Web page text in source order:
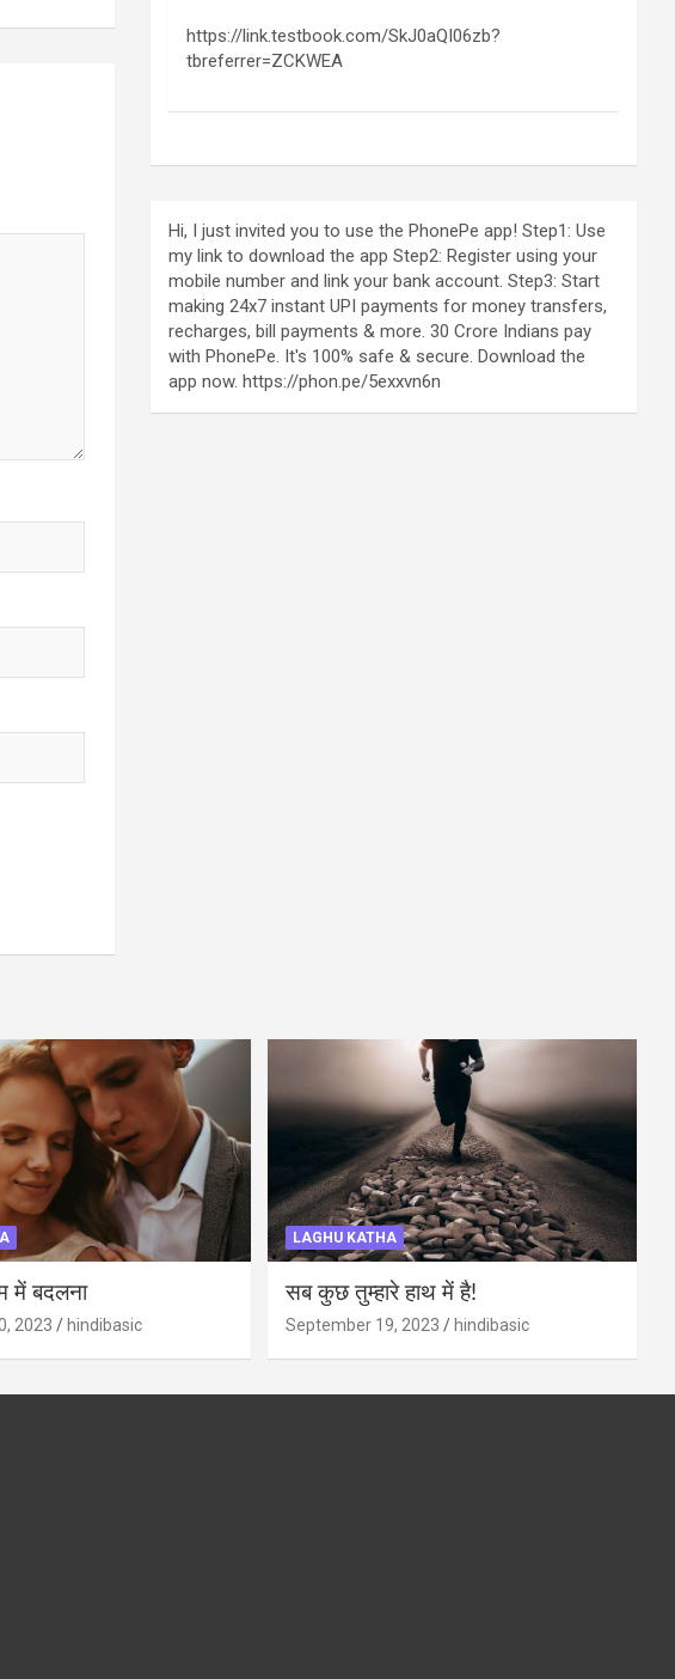
https://link.testbook.com/SkJ0aQI06zb?
tbreferrer=ZCKWEA
Hi, I just invited you to use the PhonePe app! Step1: Use
my link to download the app Step2: Register using your
mobile number and link your bank account. Step3: Start
making 24x7 instant UPI payments for money transfers,
recharges, bill payments & more. 30 Crore Indians pay
with PhonePe. It's 100% safe & secure. Download the
app now. https://phon.pe/5exxvn6n
में बदलना
2023 hindibasic
LAGHU KATHA
सब कुछ तुम्हारे हाथ में है!
September 19, 2023 hindibasic